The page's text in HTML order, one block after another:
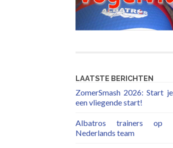
LAATSTE BERICHTEN
ZomerSmash 2026: Start
een vliegende start!
Albatros trainers op
Nederlands team